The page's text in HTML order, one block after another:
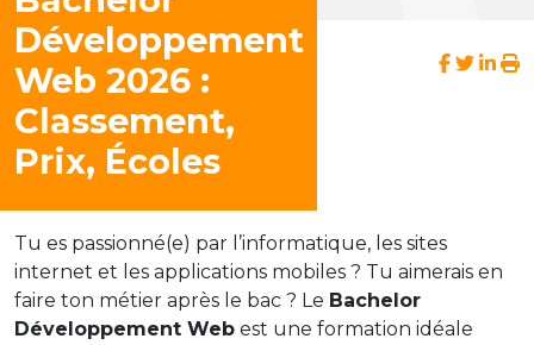
Développement
Web 2026 :
Classement,
Prix, Écoles
Tu es passionné(e) par l’informatique, les sites
internet et les applications mobiles ? Tu aimerais en
faire ton métier après le bac ? Le Bachelor
Développement Web est une formation idéale